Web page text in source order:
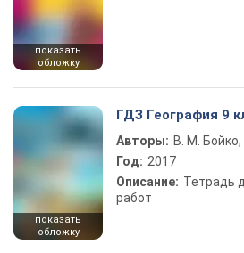
показать
обложку
показать
обложку
ГДЗ География 9
Авторы: В. М.
Год: 2017
Описание: Тетрадь
работ